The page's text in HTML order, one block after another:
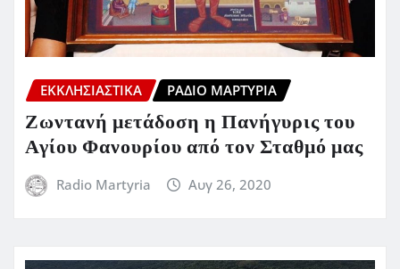
ΕΚΚΛΗΣΙΑΣΤΙΚΆ ΡΆΔΙΟ ΜΑΡΤΥΡΊΑ
Ζωντανή μετάδοση η Πανήγυρις του
Αγίου Φανουρίου από τον Σταθμό μας
Radio Martyria Αυγ 26, 2020